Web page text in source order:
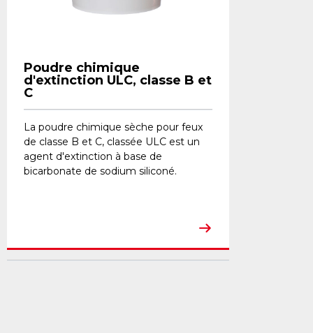
Poudre chimique
d'extinction ULC, classe B et
C
​La poudre chimique sèche pour feux
de classe B et C, classée ULC est un
agent d'extinction à base de
bicarbonate de sodium siliconé.